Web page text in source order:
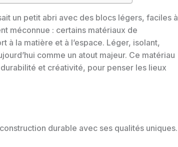
un petit abri avec des blocs légers, faciles à
méconnue : certains matériaux de
à la matière et à l’espace. Léger, isolant,
comme un atout majeur. Ce matériau
et créativité, pour penser les lieux
durable avec ses qualités uniques.